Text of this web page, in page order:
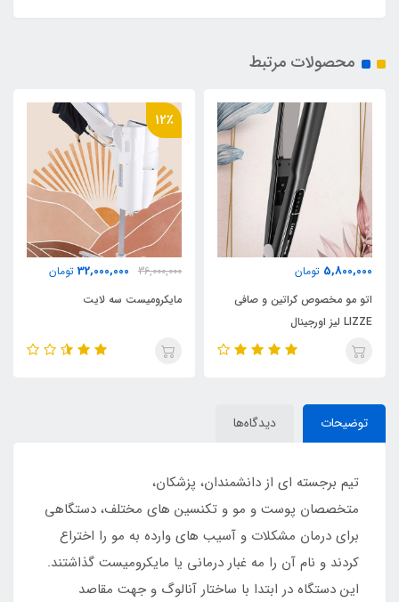
محصولات مرتبط
5,800,000 تومان
اتو مو مخصوص کراتین و صافی
LIZZE لیز اورجینال
12٪
36,000,000
32,000,000 تومان
مایکرومیست سه لایت
توضیحات دیدگاه‌ها
تیم برجسته ای از دانشمندان، پزشکان،
متخصصان پوست و مو و تکنسین های مختلف، دستگاهی
برای درمان مشکلات و آسیب های وارده به مو را اختراع
کردند و نام آن را مه غبار درمانی یا مایکرومیست گذاشتند.
این دستگاه در ابتدا با ساختار آنالوگ و جهت مقاصد